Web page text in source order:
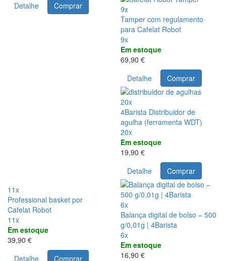
Detalhe
Comprar
9x
Tamper com regulamento
para Cafelat Robot
9x
Em estoque
69,90 €
Detalhe
Comprar
11x
Professional basket por
Cafelat Robot
11x
Em estoque
39,90 €
Detalhe
Comprar
20x
4Barista Distribuidor de
agulha (ferramenta WDT)
20x
Em estoque
19,90 €
Detalhe
Comprar
6x
Balança digital de bolso – 500
g/0,01g | 4Barista
6x
Em estoque
16,90 €